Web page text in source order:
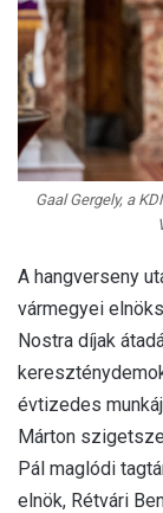
Gaal Gergely, a
A hangverseny
vármegyei
Nostra díjak
évtizedes
Márton
Pál maglódi
elnök, Rétvári